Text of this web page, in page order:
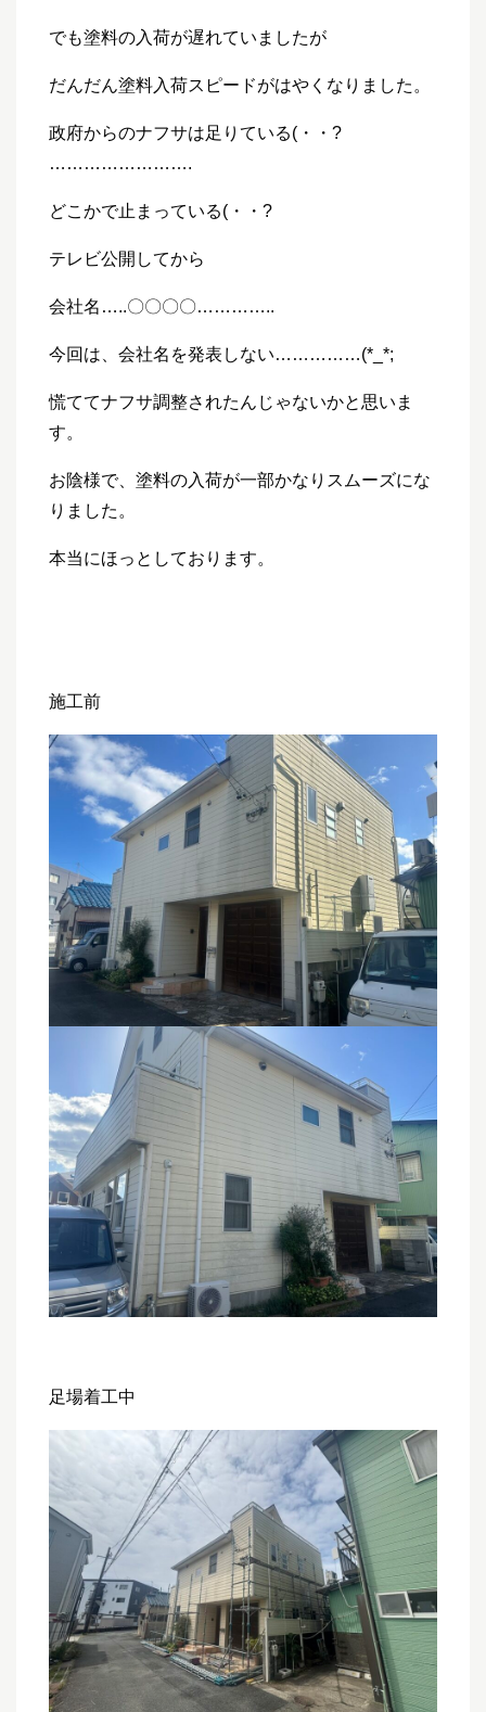
でも塗料の入荷が遅れていましたが
だんだん塗料入荷スピードがはやくなりました。
政府からのナフサは足りている(・・?
…………………….
どこかで止まっている(・・?
テレビ公開してから
会社名…..〇〇〇〇…………..
今回は、会社名を発表しない……………(*_*;
慌ててナフサ調整されたんじゃないかと思いま
す。
お陰様で、塗料の入荷が一部かなりスムーズにな
りました。
本当にほっとしております。
施工前
足場着工中